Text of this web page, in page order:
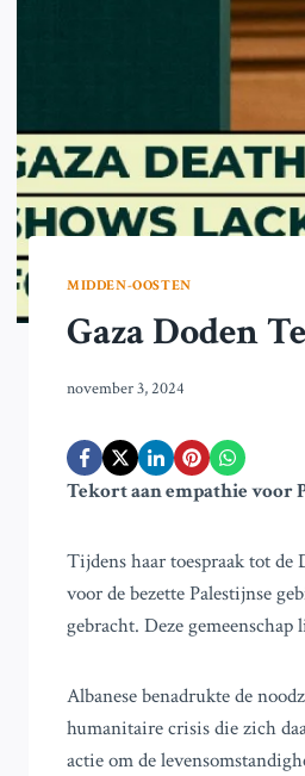
MIDDEN-OOSTEN
Gaza Doden
november 3, 2024
Tekort aan empathie
Tijdens haar toespraak tot de
voor de bezette Palestijnse
gebracht. Deze
Albanese benadrukte de
humanitaire crisis die zich
actie om de